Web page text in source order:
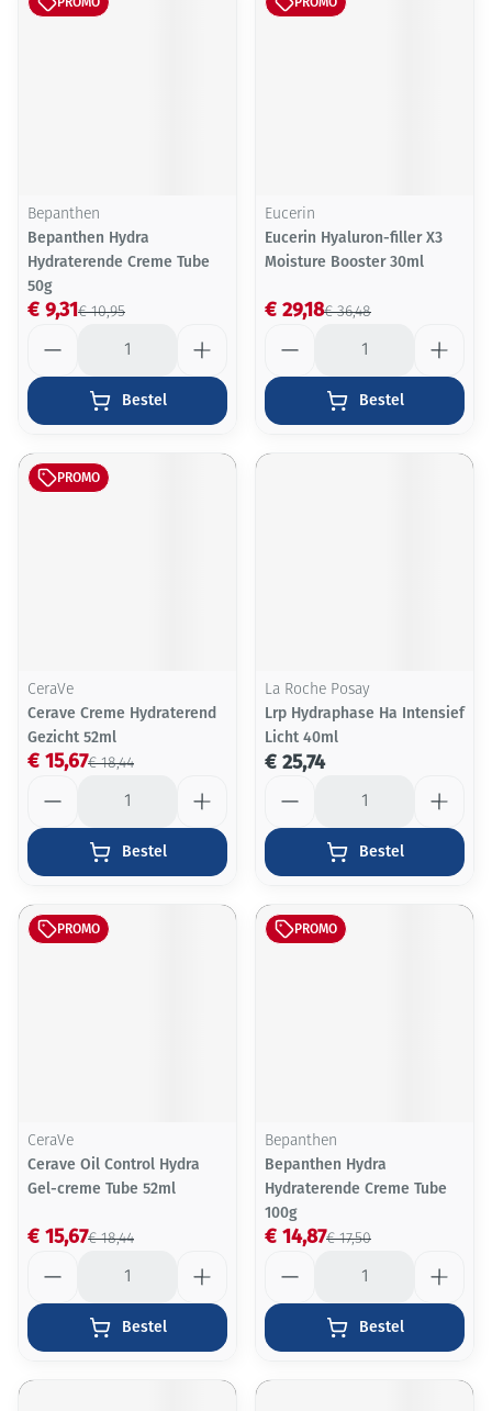
Bepanthen
Bepanthen Hydra
Hydraterende Creme Tube
50g
€ 10,95
€ 9,31
Bestel
Eucerin
Eucerin Hyaluron-filler X3
Moisture Booster 30ml
€ 36,48
€ 29,18
Bestel
PROMO
CeraVe
Cerave Creme Hydraterend
Gezicht 52ml
€ 18,44
€ 15,67
Bestel
La Roche Posay
Lrp Hydraphase Ha Intensief
Licht 40ml
€ 25,74
Bestel
PROMO
CeraVe
Cerave Oil Control Hydra
Gel-creme Tube 52ml
€ 18,44
€ 15,67
Bestel
PROMO
Bepanthen
Bepanthen Hydra
Hydraterende Creme Tube
100g
€ 17,50
€ 14,87
Bestel